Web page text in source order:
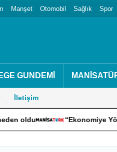
Manşet Otomobil Sağlık Spor
EGE GUNDEMİ
İletişim
“Ekonomiye Yön Verenler